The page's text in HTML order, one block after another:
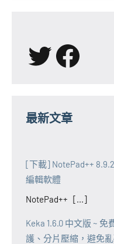
X
最新文章
[下載] NotePad++
編輯軟體
NotePad++ [...]
Keka 1.6.0 中文版 ~
護、分片壓縮，避免